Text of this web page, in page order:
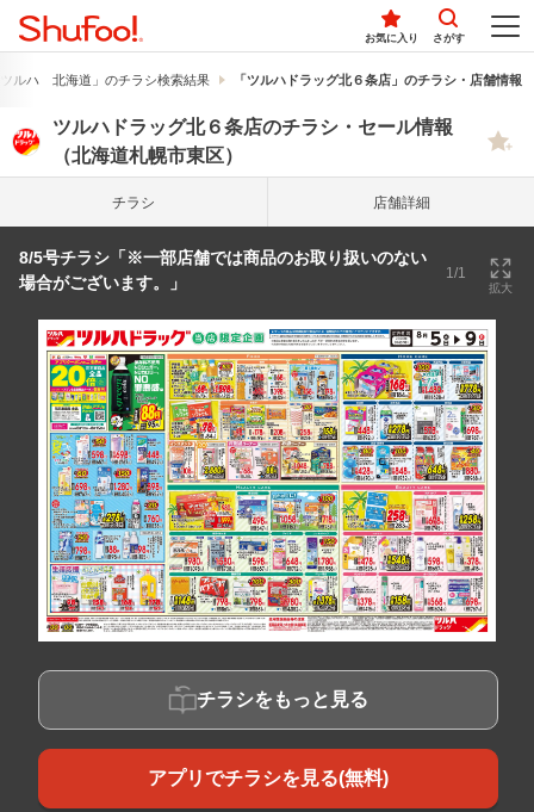
お気に入り さがす
ルハ 北海道」のチラシ検索結果 「ツルハドラッグ北６条店」のチラシ・店舗情報
ツルハドラッグ北６条店のチラシ・セール情報
（北海道札幌市東区）
チラシ 店舗詳細
8/5号チラシ「※一部店舗では商品のお取り扱いのない
場合がございます。」
1/1
拡大
チラシをもっと見る
アプリでチラシを見る(無料)